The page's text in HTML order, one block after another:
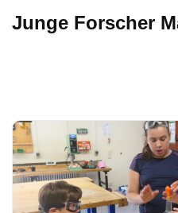
Junge Forscher